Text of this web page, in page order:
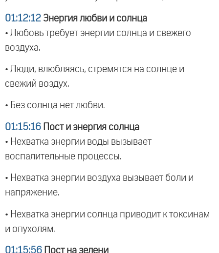
01:12:12 Энергия любви и солнца
• Любовь требует энергии солнца и свежего
воздуха.
• Люди, влюбляясь, стремятся на солнце и
свежий воздух.
• Без солнца нет любви.
01:15:16 Пост и энергия солнца
• Нехватка энергии воды вызывает
воспалительные процессы.
• Нехватка энергии воздуха вызывает боли и
напряжение.
• Нехватка энергии солнца приводит к токсинам
и опухолям.
01:15:56 Пост на зелени